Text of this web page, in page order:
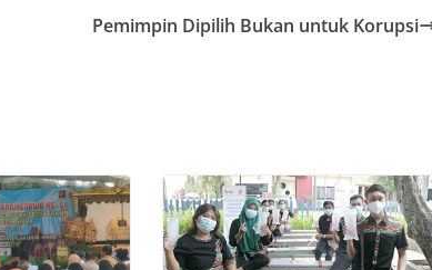
Pemimpin Dipilih Bukan untuk Korupsi